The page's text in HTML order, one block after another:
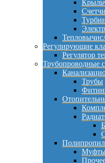
Регулирующие
Регулятор
Трубопроводные
Трубы